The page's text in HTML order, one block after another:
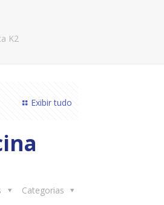
K2
Exibir tudo
Categorias